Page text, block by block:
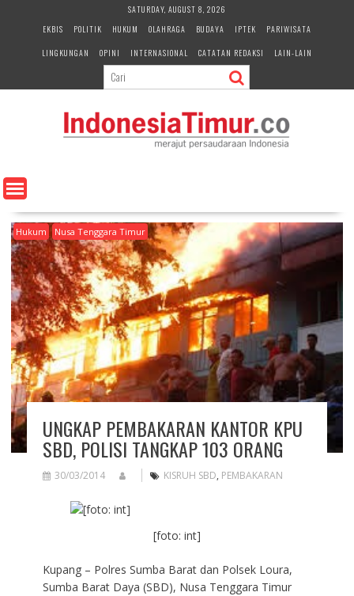
e
n
SATURDAY, AUGUST 8, 2026
EKBIS
POLITIK HUKUM OLAHRAGA BUDAYA IPTEK
PARIWISATA
LINGKUNGAN
OPINI INTERNASIONAL CATATAN REDAKSI LAIN-LAIN
Hukum Nusa Tenggara Timur
UNGKAP PEMBAKARAN KANTOR KPU
SBD, POLISI TANGKAP 103 ORANG
30/03/2014 KISRUH SBD, PEMBAKARAN
[foto: int]
Kupang – Polres Sumba Barat dan Polsek Loura,
Sumba Barat Daya (SBD), Nusa Tenggara Timur